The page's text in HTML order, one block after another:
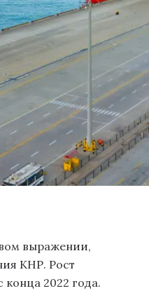
выражении,
КНР. Рост
конца 2022 года.